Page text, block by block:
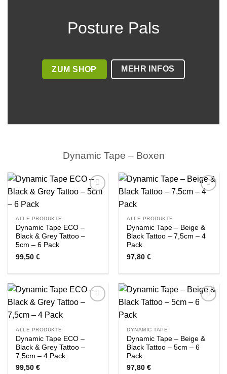
Posture Pals
ZUM SHOP MEHR INFOS
Dynamic Tape – Boxen
ALLE PRODUKTE
Dynamic Tape ECO –
Black & Grey Tattoo –
5cm – 6 Pack
99,50€
ALLE PRODUKTE
Dynamic Tape – Beige &
Black Tattoo – 7,5cm – 4
Pack
97,80€
ALLE PRODUKTE
Dynamic Tape ECO –
Black & Grey Tattoo –
7,5cm – 4 Pack
99,50€
DYNAMIC TAPE
Dynamic Tape – Beige &
Black Tattoo – 5cm – 6
Pack
97,80€